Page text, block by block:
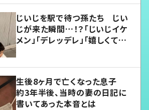
じいじを駅で待つ孫たち じい
じが来た瞬間…！？「じいじイケ
メン」「デレッデレ」「嬉しくて可
生後8ヶ月で亡くなった息子
約3年半後、当時の妻の日記に
書いてあった本音とは